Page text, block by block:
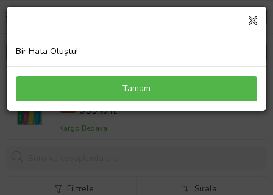
Tepe Select Comp.X Soft 4 Lü (küçük Başlıklı)
%6 1000,00 TL
939,90 TL
Kargo Bedava
Filtrele Sırala
Bir Hata Oluştu!
Tamam